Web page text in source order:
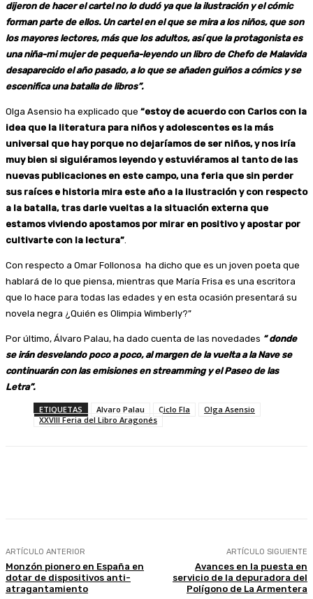
dijeron de hacer el cartel no lo dudó ya que la ilustración y el cómic
forman parte de ellos. Un cartel en el que se mira a los niños, que son
los mayores lectores, más que los adultos, así que la protagonista es
una niña-mi mujer de pequeña-leyendo un libro de Chefo de Malavida
desaparecido el año pasado, a lo que se añaden guiños a cómics y se
escenifica una batalla de libros”.
Olga Asensio ha explicado que “estoy de acuerdo con Carlos con la
idea que la literatura para niños y adolescentes es la más
universal que hay porque no dejaríamos de ser niños, y nos iría
muy bien si siguiéramos leyendo y estuviéramos al tanto de las
nuevas publicaciones en este campo, una feria que sin perder
sus raíces e historia mira este año a la ilustración y con respecto
a la batalla, tras darle vueltas a la situación externa que
estamos viviendo apostamos por mirar en positivo y apostar por
cultivarte con la lectura”
Con respecto a Omar Follonosa ha dicho que es un joven poeta que
hablará de lo que piensa, mientras que María Frisa es una escritora
que lo hace para todas las edades y en esta ocasión presentará su
novela negra ¿Quién es Olimpia Wimberly?”
Por último, Álvaro Palau, ha dado cuenta de las novedades “ donde
se irán desvelando poco a poco, al margen de la vuelta a la Nave se
continuarán con las emisiones en streamming y el Paseo de las
Letra”.
ETIQUETAS Alvaro Palau Ciclo Fla
Olga Asensio
XXVIII Feria del Libro Aragonés
ARTÍCULO ANTERIOR
Monzón pionero en España en
dotar de dispositivos anti-
atragantamiento
ARTÍCULO SIGUIENTE
Avances en la puesta en
servicio de la depuradora del
Polígono de La Armentera